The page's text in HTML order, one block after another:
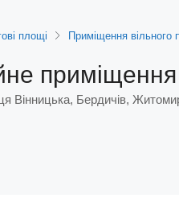
площі Приміщення вільного
Вінницька, Бердичів,